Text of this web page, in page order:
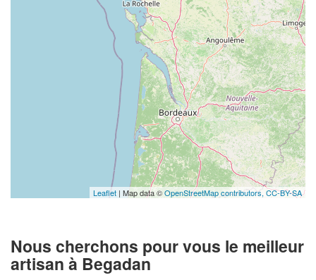
Leaflet | Map data ©OpenStreetMap contributors, CC-BY-SA
Nous cherchons pour vous le meilleur
artisan à Begadan